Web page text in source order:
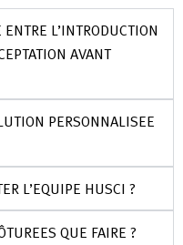
L’INTRODUCTION
AVANT
PERSONNALISEE
L’EQUIPE HUSCI ?
QUE FAIRE ?